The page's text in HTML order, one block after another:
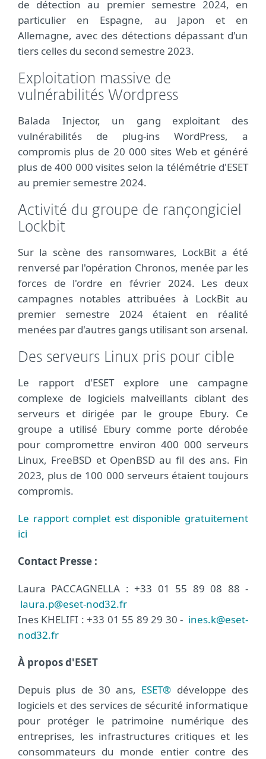
de détection au premier semestre 2024, en
particulier en Espagne, au Japon et en
Allemagne, avec des détections dépassant d'un
tiers celles du second semestre 2023.
Exploitation massive de
vulnérabilités Wordpress
Balada Injector, un gang exploitant des
vulnérabilités de plug-ins WordPress, a
compromis plus de 20 000 sites Web et généré
plus de 400 000 visites selon la télémétrie d'ESET
au premier semestre 2024.
Activité du groupe de rançongiciel
Lockbit
Sur la scène des ransomwares, LockBit a été
renversé par l'opération Chronos, menée par les
forces de l'ordre en février 2024. Les deux
campagnes notables attribuées à LockBit au
premier semestre 2024 étaient en réalité
menées par d'autres gangs utilisant son arsenal.
Des serveurs Linux pris pour cible
Le rapport d'ESET explore une campagne
complexe de logiciels malveillants ciblant des
serveurs et dirigée par le groupe Ebury. Ce
groupe a utilisé Ebury comme porte dérobée
pour compromettre environ 400 000 serveurs
Linux, FreeBSD et OpenBSD au fil des ans. Fin
2023, plus de 100 000 serveurs étaient toujours
compromis.
Le rapport complet est disponible gratuitement
ici
Contact Presse :
Laura PACCAGNELLA : +33 01 55 89 08 88 -
laura.p@eset-nod32.fr
Ines KHELIFI : +33 01 55 89 29 30 - ines.k@eset-
nod32.fr
À propos d'ESET
Depuis plus de 30 ans, ESET® développe des
logiciels et des services de sécurité informatique
pour protéger le patrimoine numérique des
entreprises, les infrastructures critiques et les
consommateurs du monde entier contre des